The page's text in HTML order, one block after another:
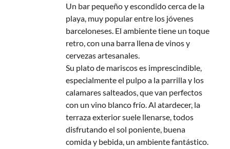
Un bar pequeño y escondido cerca de la
playa, muy popular entre los jóvenes
barceloneses. El ambiente tiene un toque
retro, con una barra llena de vinos y
cervezas artesanales.
Su plato de mariscos es imprescindible,
especialmente el pulpo a la parrilla y los
calamares salteados, que van perfectos
con un vino blanco frío. Al atardecer, la
terraza exterior suele llenarse, todos
disfrutando el sol poniente, buena
comida y bebida, un ambiente fantástico.